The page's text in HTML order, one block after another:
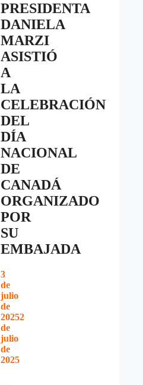
PRESIDENTA
DANIELA
MARZI
ASISTIÓ
A
LA
CELEBRACIÓN
DEL
DÍA
NACIONAL
DE
CANADÁ
ORGANIZADO
POR
SU
EMBAJADA
3
de
julio
de
20252
de
julio
de
2025